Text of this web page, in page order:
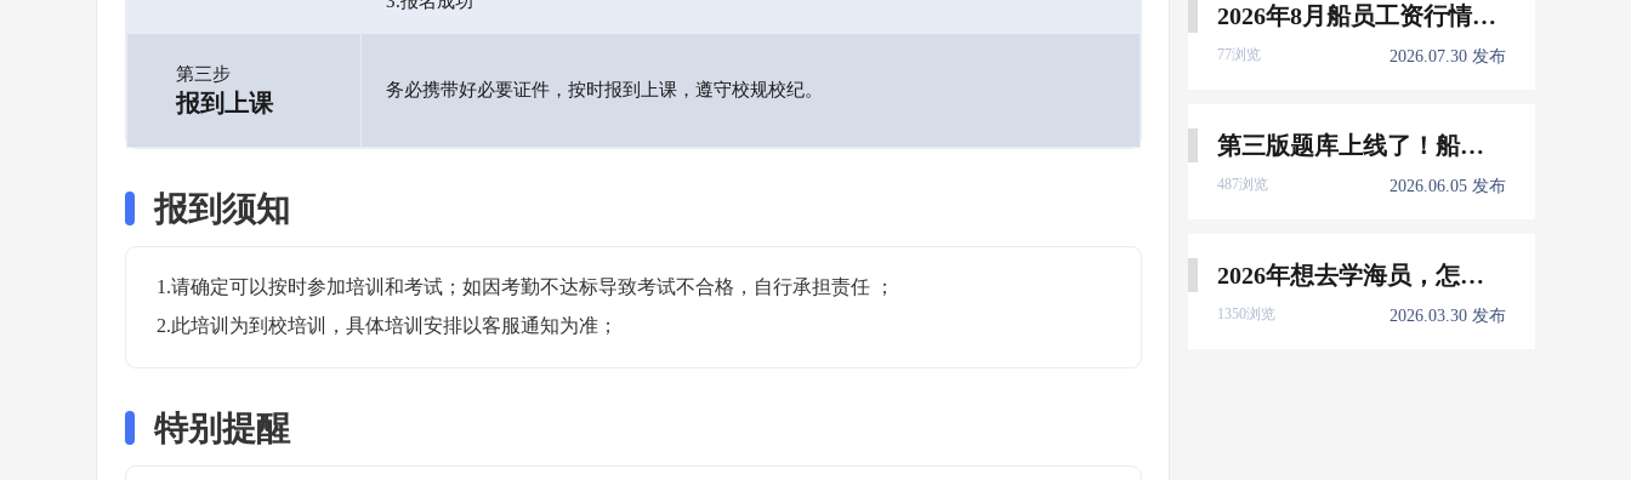
第三步
报到上课 务必携带好必要证件，按时报到上课，遵守校规校纪。
报到须知
1.请确定可以按时参加培训和考试；如因考勤不达标导致考试不合格，自行承担责任 ；
2.此培训为到校培训，具体培训安排以客服通知为准；
特别提醒
2026年8月船员工资行情参考
77浏览 2026.07.30 发布
第三版题库上线了！船员免费刷！
487浏览 2026.06.05 发布
2026年想去学海员，怎么选择培训学校？
1350浏览 2026.03.30 发布